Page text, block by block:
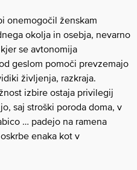
onemogočil ženskam
okolja in osebja, nevarno
se avtonomija
geslom pomoči prevzemajo
življenja, razkraja.
izbire ostaja privilegij
saj stroški poroda doma, v
… padejo na ramena
enaka kot v